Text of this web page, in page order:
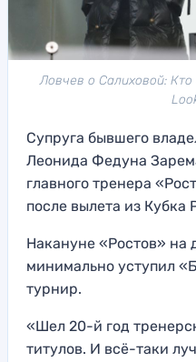
Ловчев о Салиховой:
Супруга бывшего
Леонида Федуна
главного тренера
после вылета из Кубка
Накануне «Ростов» на
минимально уступил
турнир.
«Шел 20-й год
титулов. И всё-таки